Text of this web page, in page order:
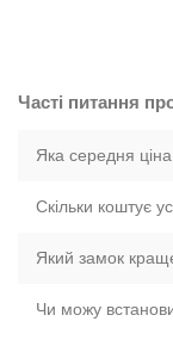
Часті питання
Яка середня
Скільки коштує
Який замок
Чи можу